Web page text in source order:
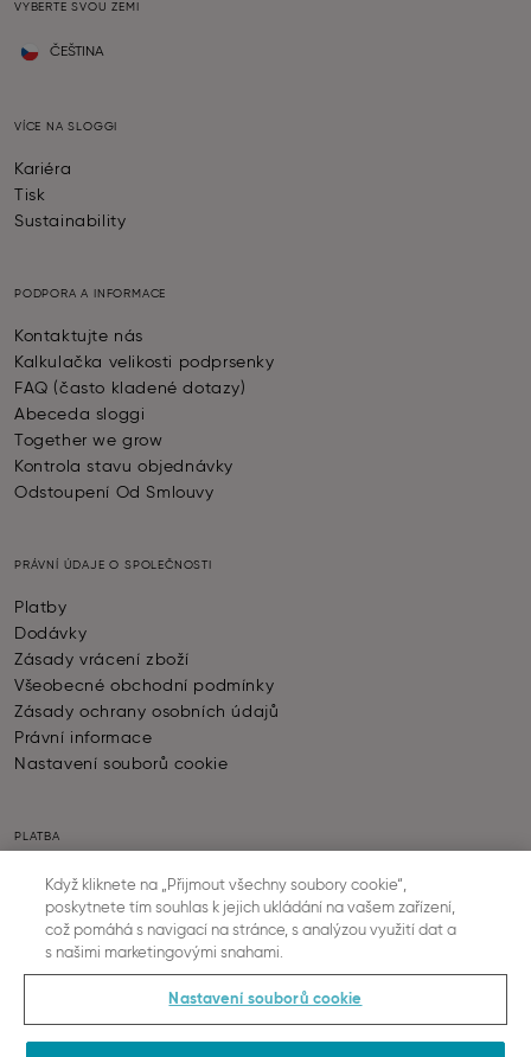
VYBERTE SVOU ZEMI
ČEŠTINA
VÍCE NA SLOGGI
Kariéra
Tisk
Sustainability
PODPORA A INFORMACE
Kontaktujte nás
Kalkulačka velikosti podprsenky
FAQ (často kladené dotazy)
Abeceda sloggi
Together we grow
Kontrola stavu objednávky
Odstoupení Od Smlouvy
PRÁVNÍ ÚDAJE O SPOLEČNOSTI
Platby
Dodávky
Zásady vrácení zboží
Všeobecné obchodní podmínky
Zásady ochrany osobních údajů
Právní informace
Nastavení souborů cookie
PLATBA
DODÁNÍ ZBOŽÍ
Když kliknete na „Přijmout všechny soubory cookie“,
poskytnete tím souhlas k jejich ukládání na vašem zařízení,
což pomáhá s navigací na stránce, s analýzou využití dat a
s našimi marketingovými snahami.
Nastavení souborů cookie